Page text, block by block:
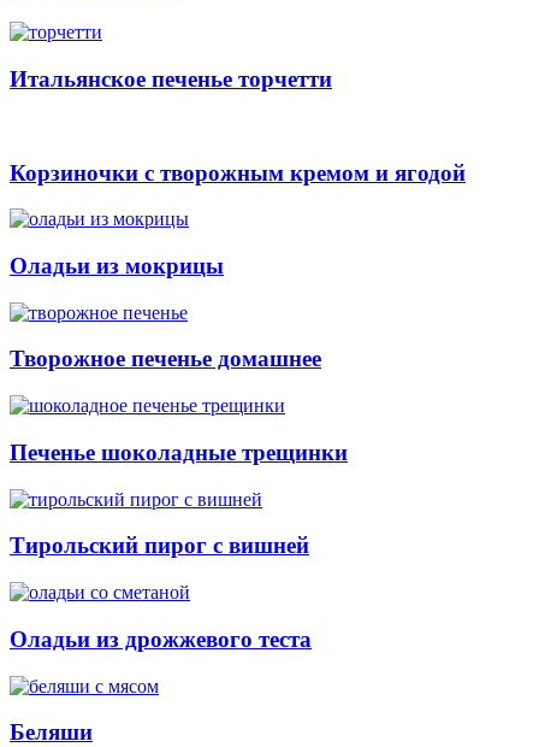
Итальянское печенье торчетти
Корзиночки с творожным кремом и ягодой
Оладьи из мокрицы
Творожное печенье домашнее
Печенье шоколадные трещинки
Тирольский пирог с вишней
Оладьи из дрожжевого теста
Беляши